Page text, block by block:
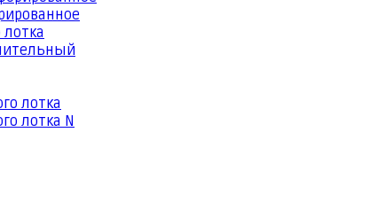
лотка
лотка N